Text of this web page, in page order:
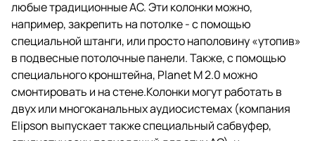
любые традиционные АС. Эти колонки можно,
например, закрепить на потолке - с помощью
специальной штанги, или просто наполовину «утопив»
в подвесные потолочные панели. Также, с помощью
специального кронштейна, Planet M 2.0 можно
смонтировать и на стене.Колонки могут работать в
двух или многоканальных аудиосистемах (компания
Elipson выпускает также специальный сабвуфер,